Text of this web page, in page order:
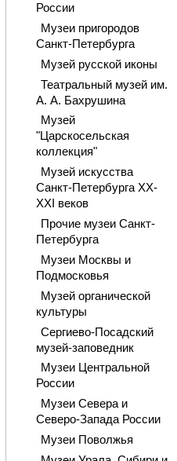
России
Музеи пригородов
Санкт-Петербурга
Музей русской иконы
Театральный музей им.
А. А. Бахрушина
Музей
"Царскосельская
коллекция"
Музей искусства
Санкт-Петербурга XX-
XXI веков
Прочие музеи Санкт-
Петербурга
Музеи Москвы и
Подмосковья
Музей органической
культуры
Сергиево-Посадский
музей-заповедник
Музеи Центральной
России
Музеи Севера и
Северо-Запада России
Музеи Поволжья